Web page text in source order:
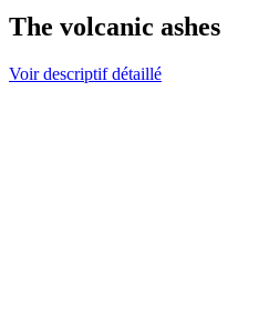
The volcanic ashes
Voir descriptif détaillé